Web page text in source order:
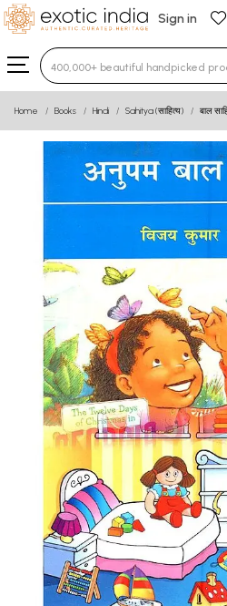
Sign in
Type 3 or more characters
Home Books Hindi Sahitya (साहित्य) बाल